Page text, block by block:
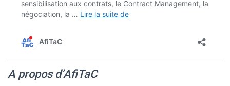
A propos d’AfiTaC